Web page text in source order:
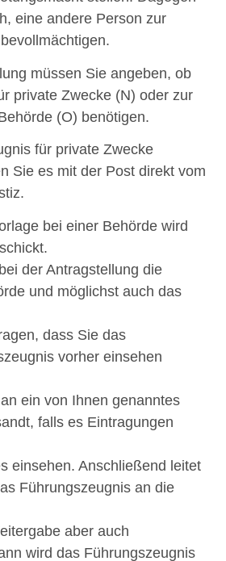
eine andere Person zur
müssen Sie angeben, ob
private Zwecke (N) oder zur
(O) benötigen.
für private Zwecke
Sie es mit der Post direkt vom
bei einer Behörde wird
der Antragstellung die
und möglichst auch das
dass Sie das
vorher einsehen
ein von Ihnen genanntes
falls es Eintragungen
einsehen. Anschließend leitet
Führungszeugnis an die
aber auch
wird das Führungszeugnis